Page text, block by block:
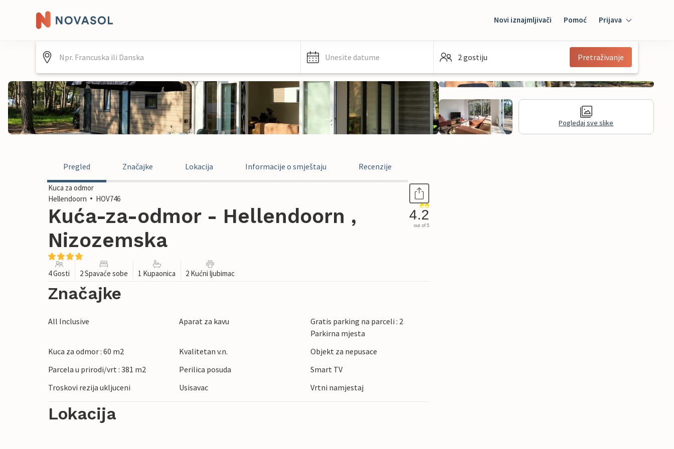
Novi iznajmljivači Pomoć Prijava
Mybooking
Unesite datume 2 gostiju Pretraživanje
Pogledaj sve slike
Pregled Značajke Lokacija Informacije o smještaju Recenzije
Kuca za odmor
Hellendoorn
HOV746
Kuća-za-odmor - Hellendoorn ,
Nizozemska
4.2
out of 5
4 Gosti 2 Spavaće sobe 1 Kupaonica 2 Kućni ljubimac
Značajke
All Inclusive Aparat za kavu
Gratis parking na parceli : 2
Parkirna mjesta
Kuca za odmor : 60 m2
Kvalitetan v.n.
Objekt za nepusace
Parcela u prirodi/vrt : 381 m2
Perilica posuda
Smart TV
Troskovi rezija ukljuceni
Usisavac Vrtni namjestaj
Lokacija